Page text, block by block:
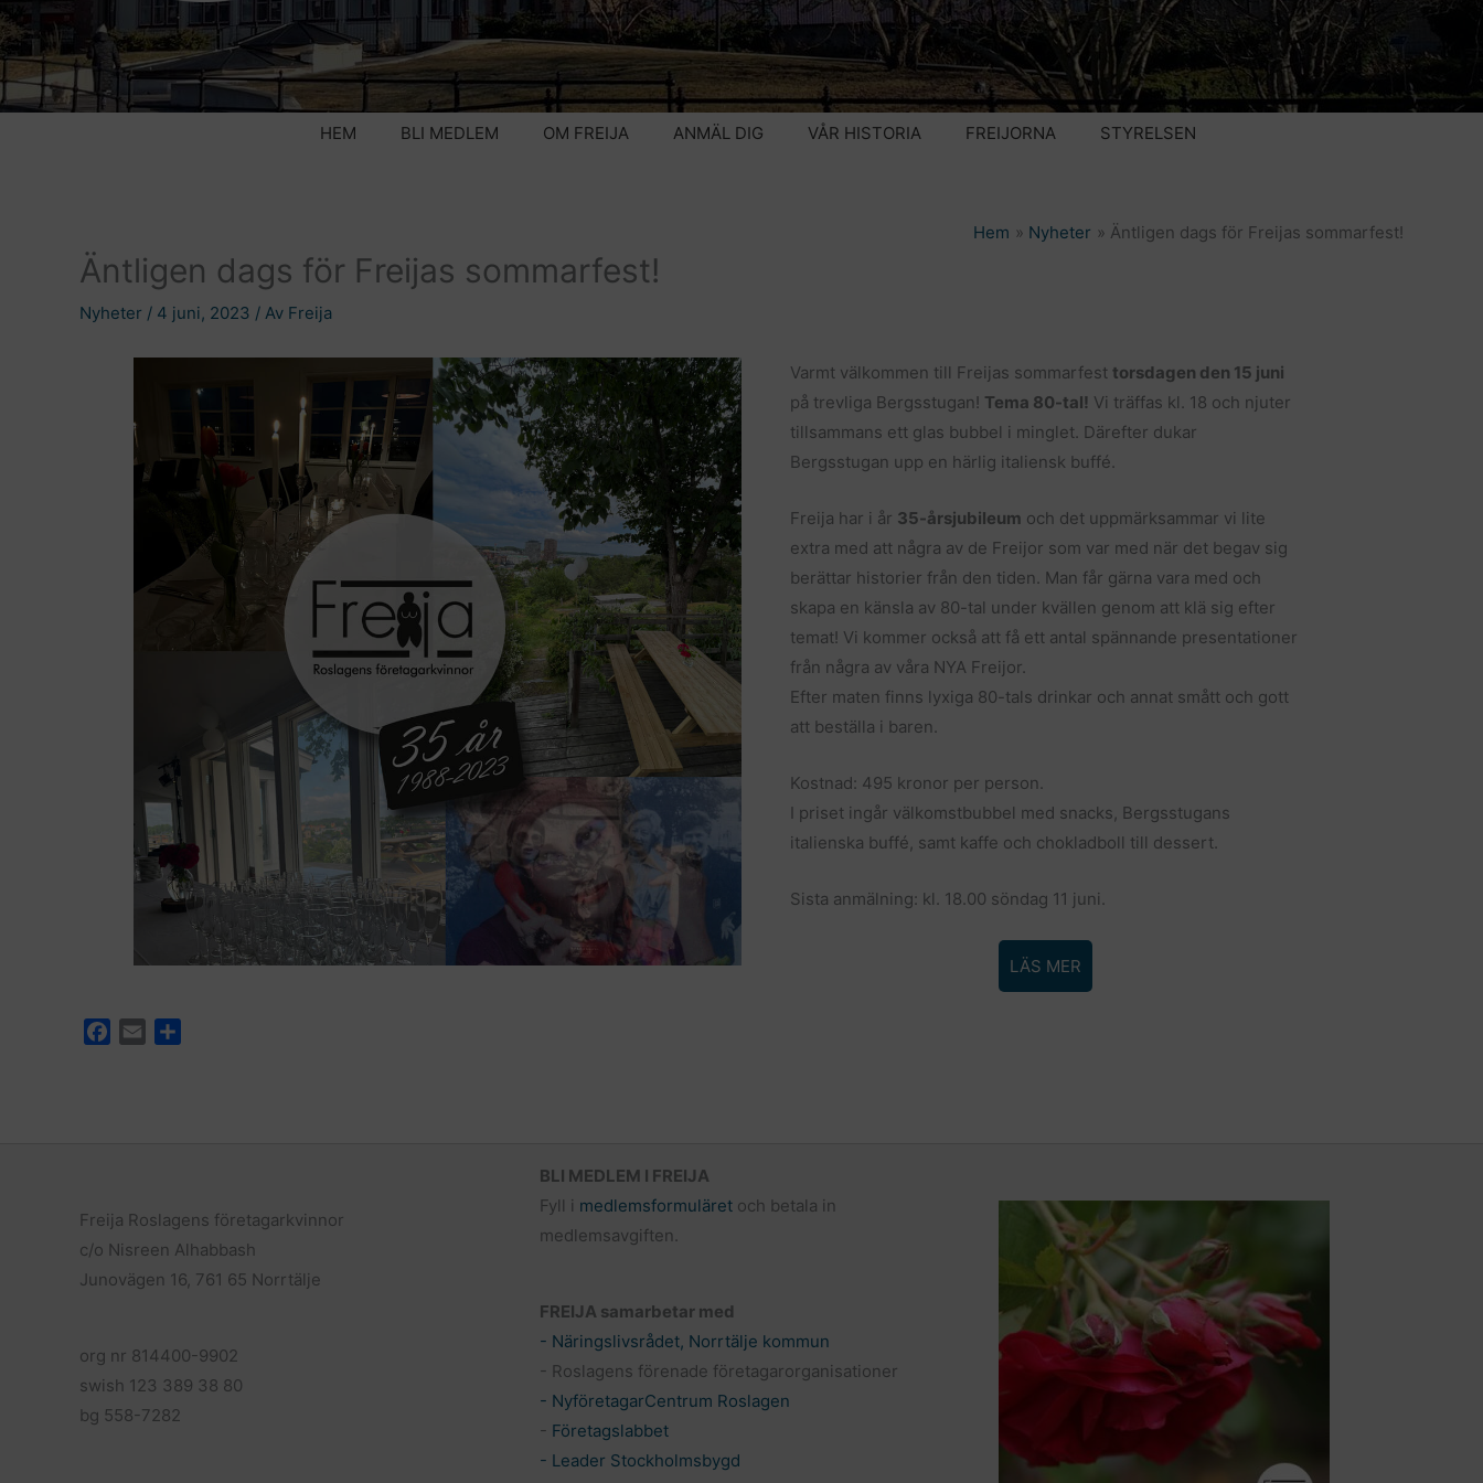
HEM BLI MEDLEM OM FREIJA ANMÄL DIG VÅR HISTORIA FREIJORNA STYRELSEN
Hem Nyheter Äntligen dags för Freijas sommarfest!
Äntligen dags för Freijas sommarfest!
Nyheter / 4 juni, 2023 / Av Freija
Varmt välkommen till Freijas sommarfesttorsdagen den 15 juni
på trevliga Bergsstugan! Tema 80-tal! Vi träffas kl. 18 och njuter
tillsammans ett glas bubbel i minglet. Därefter dukar
Bergsstugan upp en härlig italiensk buffé.
Freija har i år 35-årsjubileum och det uppmärksammar vi lite
extra med att några av de Freijor som var med när det begav sig
berättar historier från den tiden. Man får gärna vara med och
skapa en känsla av 80-tal under kvällen genom att klä sig efter
temat! Vi kommer också att få ett antal spännande presentationer
från några av våra NYA Freijor.
Efter maten finns lyxiga 80-tals drinkar och annat smått och gott
att beställa i baren.
Kostnad: 495 kronor per person.
I priset ingår välkomstbubbel med snacks, Bergsstugans
italienska buffé, samt kaffe och chokladboll till dessert.
Sista anmälning: kl. 18.00 söndag 11 juni.
LÄS MER
k
Freija Roslagens företagarkvinnor
c/o Nisreen Alhabbash
Junovägen 16, 761 65 Norrtälje
org nr 814400-9902
swish 123 389 38 80
bg 558-7282
BLI MEDLEM I FREIJA
Fyll i medlemsformuläretoch betala in
medlemsavgiften.
FREIJA samarbetar med
- Näringslivsrådet, Norrtälje kommun
- Roslagens förenade företagarorganisationer
- NyföretagarCentrum Roslagen
- Företagslabbet
- Leader Stockholmsbygd